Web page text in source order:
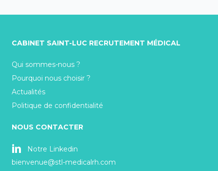
CABINET SAINT-LUC RECRUTEMENT MÉDICAL
Qui sommes-nous ?
Pourquoi nous choisir ?
Actualités
Politique de confidentialité
NOUS CONTACTER
Notre Linkedin
bienvenue@stl-medicalrh.com